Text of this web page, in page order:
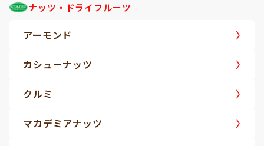
ナッツ・ドライフルーツ
アーモンド
カシューナッツ
クルミ
マカデミアナッツ